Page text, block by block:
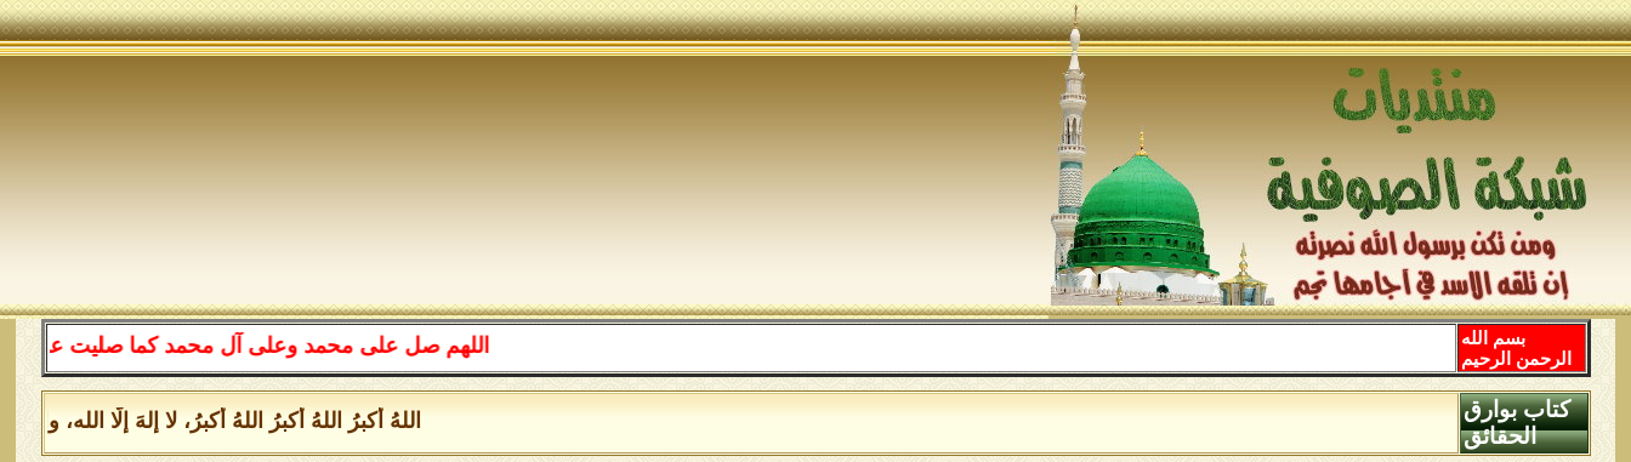
اللهم صل على محمد وعلى آل محمد كما صليت على
بسم الله
الرحمن الرحيم
اللهُ أكبرُ اللهُ أكبرُ اللهُ أكبرُ، لا إلهَ إلَّا الله،
كتاب بوارق
الحقائق